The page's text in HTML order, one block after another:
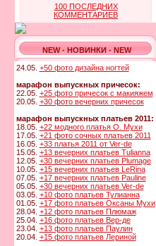
100 ПОСЛЕДНИХ
КОММЕНТАРИЕВ
NEW - НОВИНКИ - NEW
24.05. +50 фото дизайна ногтей
марафон выпускных причесок:
22.05. +25 фото причесок с макияжем
20.05. +30 фото вечерних причесок
марафон выпускных платьев 2011:
18.05. +22 модного платья О. Мухи
17.05. +21 фото сочных платьев 2011
16.05. +33 платья 2011 от Ver-de
15.05. +13 вечерних платьев Tulianna
12.05. +30 вечерних платьев Plumage
10.05. +15 вечерних платьев LeRina
07.05. +17 вечерних платьев Pauline
05.05. +30 вечерних платьев Ver-de
03.05. +10 фото платьев Тулианна
01.05. +17 фото платьев Оксаны Мухи
28.04. +12 фото платьев Плюмаж
25.04. +16 фото платьев Вер-де
23.04. +13 фото платьев Паулин
20.04. +15 фото платьев Лериной